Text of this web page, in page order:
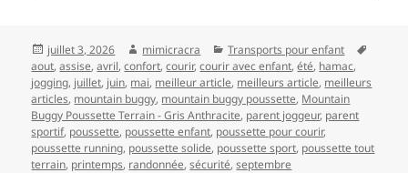
Publié
le
juillet 3, 2026 Auteur
mimicracra Catégories
Transports pour enfant
aout,assise,avril,confort,courir,courir avec enfant,été, hamac,
jogging, juillet, juin, mai, meilleur article, meilleurs article, meilleurs
articles, mountain buggy, mountain buggy poussette, Mountain
Buggy Poussette Terrain - Gris Anthracite, parent joggeur, parent
sportif, poussette, poussette enfant, poussette pour courir,
poussette running, poussette solide, poussette sport, poussette tout
terrain, printemps, randonnée,sécurité,septembre